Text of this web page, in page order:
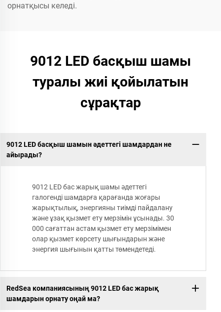
орнатқысы келеді.
9012 LED басқыш шамы
туралы жиі қойылатын
сұрақтар
9012 LED басқыш шамын әдеттегі шамдардан не
айырады?
9012 LED бас жарық шамы әдеттегі
галогенді шамдарға қарағанда жоғары
жарықтылық, энергияны тиімді пайдалану
және ұзақ қызмет ету мерзімін ұсынады. 30
000 сағаттан астам қызмет ету мерзімімен
олар қызмет көрсету шығындарын және
энергия шығынын қатты төмендетеді.
RedSea компаниясының 9012 LED бас жарық
шамдарын орнату оңай ма?